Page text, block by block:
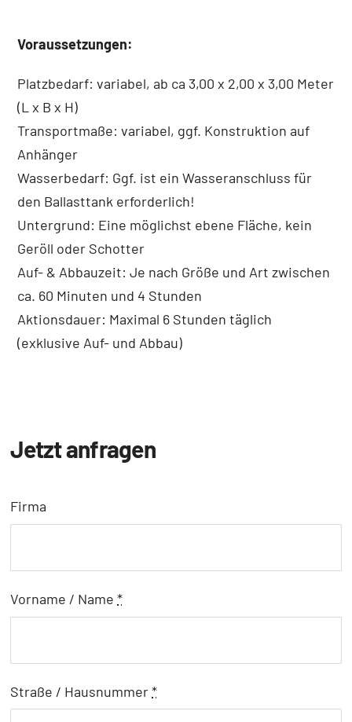
Voraussetzungen:
Platzbedarf: variabel, ab ca 3,00 x 2,00 x 3,00 Meter
(L x B x H)
Transportmaße: variabel, ggf. Konstruktion auf
Anhänger
Wasserbedarf: Ggf. ist ein Wasseranschluss für
den Ballasttank erforderlich!
Untergrund: Eine möglichst ebene Fläche, kein
Geröll oder Schotter
Auf- & Abbauzeit: Je nach Größe und Art zwischen
ca. 60 Minuten und 4 Stunden
Aktionsdauer: Maximal 6 Stunden täglich
(exklusive Auf- und Abbau)
Jetzt anfragen
Firma
Vorname / Name*
Straße / Hausnummer*